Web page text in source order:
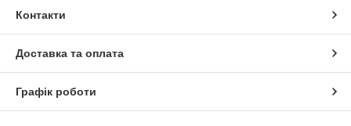
Контакти
Доставка та оплата
Графік роботи